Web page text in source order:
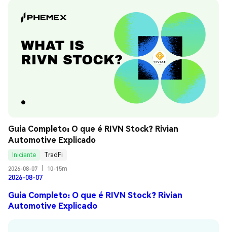
Guia Completo: O que é RIVN Stock? Rivian
Automotive Explicado
Iniciante
TradFi
2026-08-07
10-15m
2026-08-07
Guia Completo: O que é RIVN Stock? Rivian
Automotive Explicado